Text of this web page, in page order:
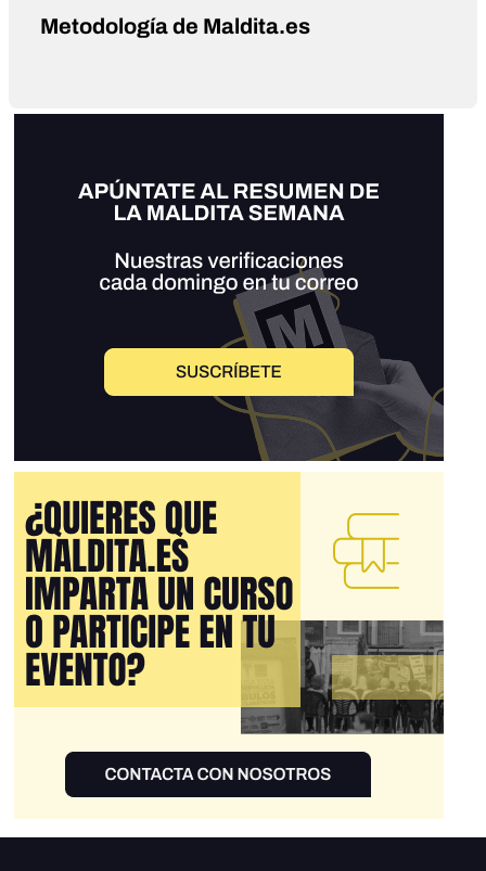
Metodología de Maldita.es